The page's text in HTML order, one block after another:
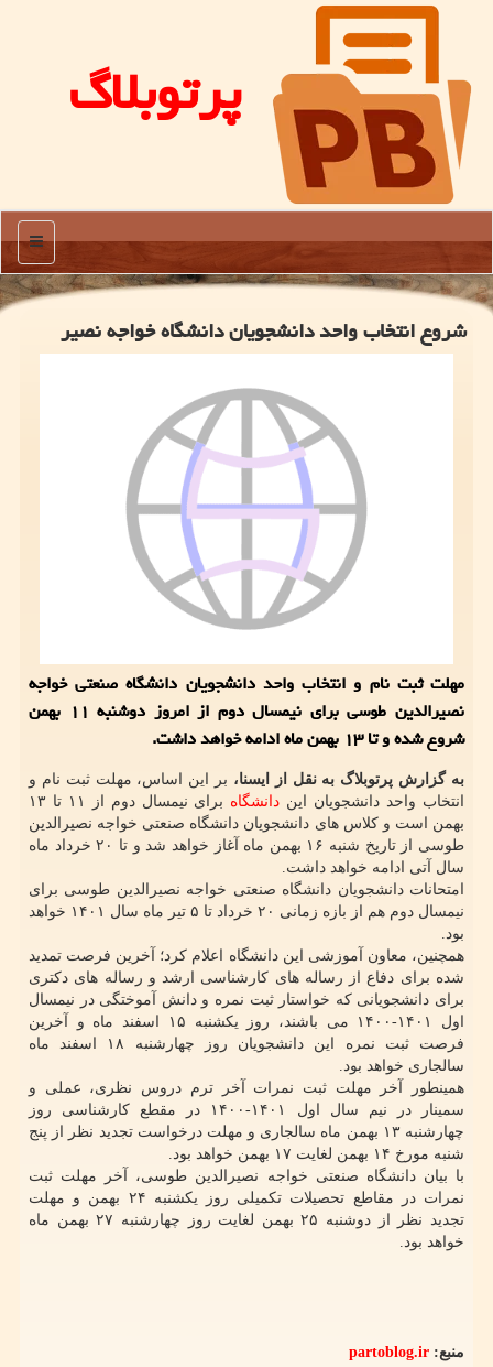
پرتوبلاگ
منو
شروع انتخاب واحد دانشجویان دانشگاه خواجه نصیر
مهلت ثبت نام و انتخاب واحد دانشجویان دانشگاه صنعتی خواجه
نصیرالدین طوسی برای نیمسال دوم از امروز دوشنبه ۱۱ بهمن
شروع شده و تا ۱۳ بهمن ماه ادامه خواهد داشت.
به گزارش پرتوبلاگ به نقل از ایسنا، بر این اساس، مهلت ثبت نام و
انتخاب واحد دانشجویان این دانشگاه
برای نیمسال دوم از ۱۱ تا ۱۳
بهمن است و کلاس های دانشجویان دانشگاه صنعتی خواجه نصیرالدین
طوسی از تاریخ شنبه ۱۶ بهمن ماه آغاز خواهد شد و تا ۲۰ خرداد ماه
سال آتی ادامه خواهد داشت.
امتحانات دانشجویان دانشگاه صنعتی خواجه نصیرالدین طوسی برای
نیمسال دوم هم از بازه زمانی ۲۰ خرداد تا ۵ تیر ماه سال ۱۴۰۱ خواهد
بود.
همچنین، معاون آموزشی این دانشگاه اعلام کرد؛ آخرین فرصت تمدید
شده برای دفاع از رساله های کارشناسی ارشد و رساله های دکتری
برای دانشجویانی که خواستار ثبت نمره و دانش آموختگی در نیمسال
اول ۱۴۰۱-۱۴۰۰ می باشند، روز یکشنبه ۱۵ اسفند ماه و آخرین
فرصت ثبت نمره این دانشجویان روز چهارشنبه ۱۸ اسفند ماه
سالجاری خواهد بود.
همینطور آخر مهلت ثبت نمرات آخر ترم دروس نظری، عملی و
سمینار در نیم سال اول ۱۴۰۱-۱۴۰۰ در مقطع کارشناسی روز
چهارشنبه ۱۳ بهمن ماه سالجاری و مهلت درخواست تجدید نظر از پنج
شنبه مورخ ۱۴ بهمن لغایت ۱۷ بهمن خواهد بود.
با بیان دانشگاه صنعتی خواجه نصیرالدین طوسی، آخر مهلت ثبت
نمرات در مقاطع تحصیلات تکمیلی روز یکشنبه ۲۴ بهمن و مهلت
تجدید نظر از دوشنبه ۲۵ بهمن لغایت روز چهارشنبه ۲۷ بهمن ماه
خواهد بود.
منبع: partoblog.ir